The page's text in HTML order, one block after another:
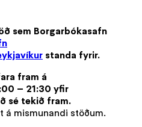
sem Borgarbókasafn
standa fyrir.
fram á
– 21:30 yfir
sé tekið fram.
á mismunandi stöðum.